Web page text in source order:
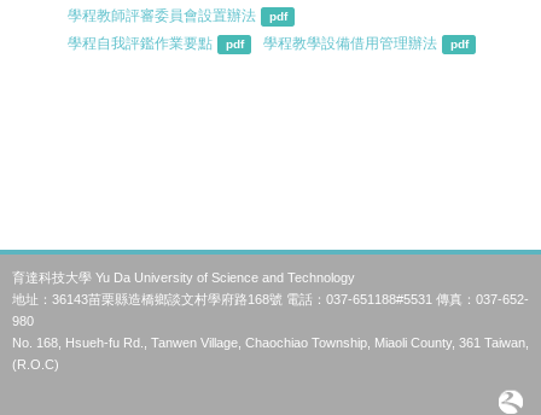
學程教師評審委員會設置辦法 pdf
學程自我評鑑作業要點 pdf 學程教學設備借用管理辦法 pdf
育達科技大學 Yu Da University of Science and Technology
地址：36143苗栗縣造橋鄉談文村學府路168號 電話：037-651188#5531 傳真：037-652-
980
No. 168, Hsueh-fu Rd., Tanwen Village, Chaochiao Township, Miaoli County, 361 Taiwan,
(R.O.C)